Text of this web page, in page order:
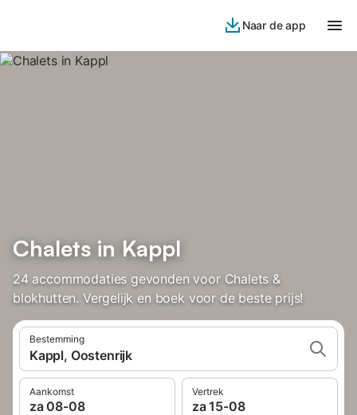
Naar de app
Chalets in Kappl
24 accommodaties gevonden voor Chalets &
blokhutten. Vergelijk en boek voor de beste prijs!
Bestemming
Kappl, Oostenrijk
Aankomst
za 08-08
Vertrek
za 15-08